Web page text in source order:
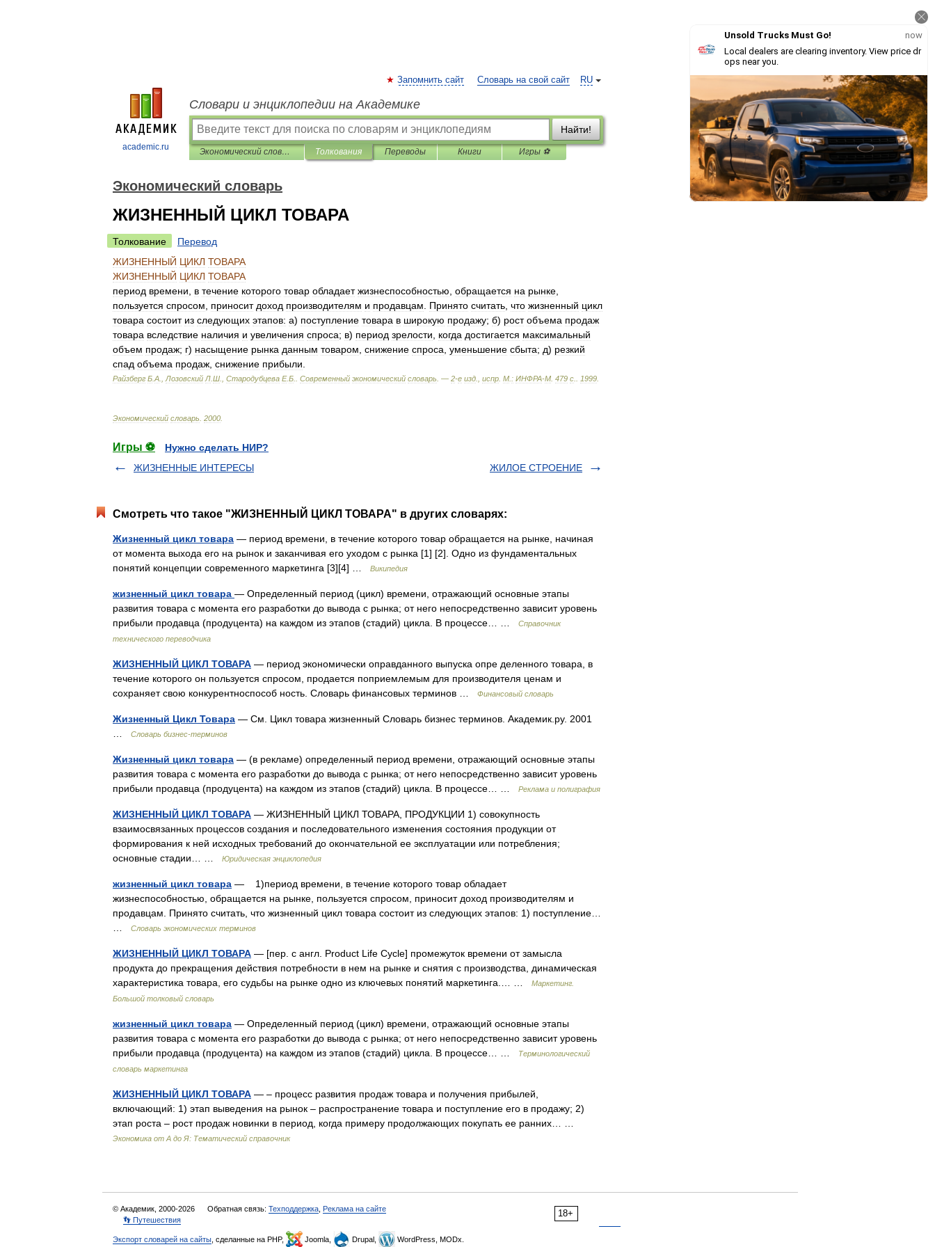
academic.ru
RU
Запомнить сайт Словарь на свой сайт
Словари и энциклопедии на Академике
Найти!
Экономический словарь Толкования Переводы Книги Игры ⚽
Экономический словарь
ЖИЗНЕННЫЙ ЦИКЛ ТОВАРА
Толкование
Перевод
ЖИЗНЕННЫЙ ЦИКЛ ТОВАРА
ЖИЗНЕННЫЙ ЦИКЛ ТОВАРА
период времени в течение которого товар обладает жизнеспособностью обращается на рынке
пользуется спросом приносит доход производителям и продавцам Принято считать что жизненный цикл
товара состоит из следующих этапов: а) поступление товара в широкую продажу; б) рост объема продаж
товара вследствие наличия и увеличения спроса; в) период зрелости когда достигается максимальный
объем продаж; г) насыщение рынка данным товаром снижение спроса уменьшение сбыта; д) резкий
спад объема продаж снижение прибыли
Райзберг Б А Лозовский Л Ш Стародубцева Е.Б Современный экономический словарь . — 2-е изд испр М : ИНФРА-М 479 с 1999
Экономический словарь 2000
Игры ⚽
Нужно сделать НИР?
ЖИЗНЕННЫЕ ИНТЕРЕСЫ
ЖИЛОЕ СТРОЕНИЕ
Смотреть что такое "ЖИЗНЕННЫЙ ЦИКЛ ТОВАРА" в других словарях:
Жизненный цикл товара — период времени, в течение которого товар обращается на рынке, начиная
от момента выхода его на рынок и заканчивая его уходом с рынка [1] [2]. Одно из фундаментальных
понятий концепции современного маркетинга [3][4] …
Википедия
жизненный цикл товара — Определенный период (цикл) времени, отражающий основные этапы
развития товара с момента его разработки до вывода с рынка; от него непосредственно зависит уровень
прибыли продавца (продуцента) на каждом из этапов (стадий) цикла. В процессе… …
Справочник
технического переводчика
ЖИЗНЕННЫЙ ЦИКЛ ТОВАРА — период экономически оправданного выпуска опре деленного товара, в
течение которого он пользуется спросом, продается поприемлемым для производителя ценам и
сохраняет свою конкурентноспособ ность. Словарь финансовых терминов …
Финансовый словарь
Жизненный Цикл Товара — См. Цикл товара жизненный Словарь бизнес терминов. Академик.ру. 2001
Словарь бизнес-терминов
Жизненный цикл товара — (в рекламе) определенный период времени, отражающий основные этапы
развития товара с момента его разработки до вывода с рынка; от него непосредственно зависит уровень
прибыли продавца (продуцента) на каждом из этапов (стадий) цикла. В процессе… …
Реклама и полиграфия
ЖИЗНЕННЫЙ ЦИКЛ ТОВАРА — ЖИЗНЕННЫЙ ЦИКЛ ТОВАРА, ПРОДУКЦИИ 1) совокупность
взаимосвязанных процессов создания и последовательного изменения состояния продукции от
формирования к ней исходных требований до окончательной ее эксплуатации или потребления;
основные стадии… …
Юридическая энциклопедия
жизненный цикл товара — 1)период времени, в течение которого товар обладает
жизнеспособностью, обращается на рынке, пользуется спросом, приносит доход производителям и
продавцам. Принято считать, что жизненный цикл товара состоит из следующих этапов: 1) поступление…
Словарь экономических терминов
ЖИЗНЕННЫЙ ЦИКЛ ТОВАРА — [пер. с англ. Product Life Cycle] промежуток времени от замысла
продукта до прекращения действия потребности в нем на рынке и снятия с производства, динамическая
характеристика товара, его судьбы на рынке одно из ключевых понятий маркетинга.… …
Маркетинг.
Большой толковый словарь
жизненный цикл товара — Определенный период (цикл) времени, отражающий основные этапы
развития товара с момента его разработки до вывода с рынка; от него непосредственно зависит уровень
прибыли продавца (продуцента) на каждом из этапов (стадий) цикла. В процессе… …
Терминологический
словарь маркетинга
ЖИЗНЕННЫЙ ЦИКЛ ТОВАРА — – процесс развития продаж товара и получения прибылей,
включающий: 1) этап выведения на рынок – распространение товара и поступление его в продажу; 2)
этап роста – рост продаж новинки в период, когда примеру продолжающих покупать ее ранних… …
Экономика от А до Я: Тематический справочник
18+
© Академик, 2000-2026 Обратная связь: Техподдержка Реклама на сайте
👣 Путешествия
Экспорт словарей на сайты , сделанные на PHP, Joomla, Drupal, WordPress, MODx.